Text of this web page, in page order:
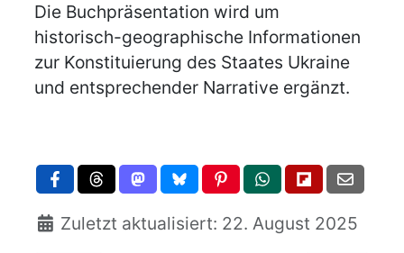
Die Buchpräsentation wird um
historisch-geographische Informationen
zur Konstituierung des Staates Ukraine
und entsprechender Narrative ergänzt.
Zuletzt aktualisiert: 22. August 2025